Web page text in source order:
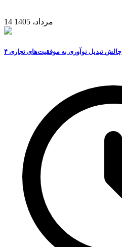
14 مرداد، 1405
۴ چالش تبدیل نوآوری به موفقیت‌های تجاری